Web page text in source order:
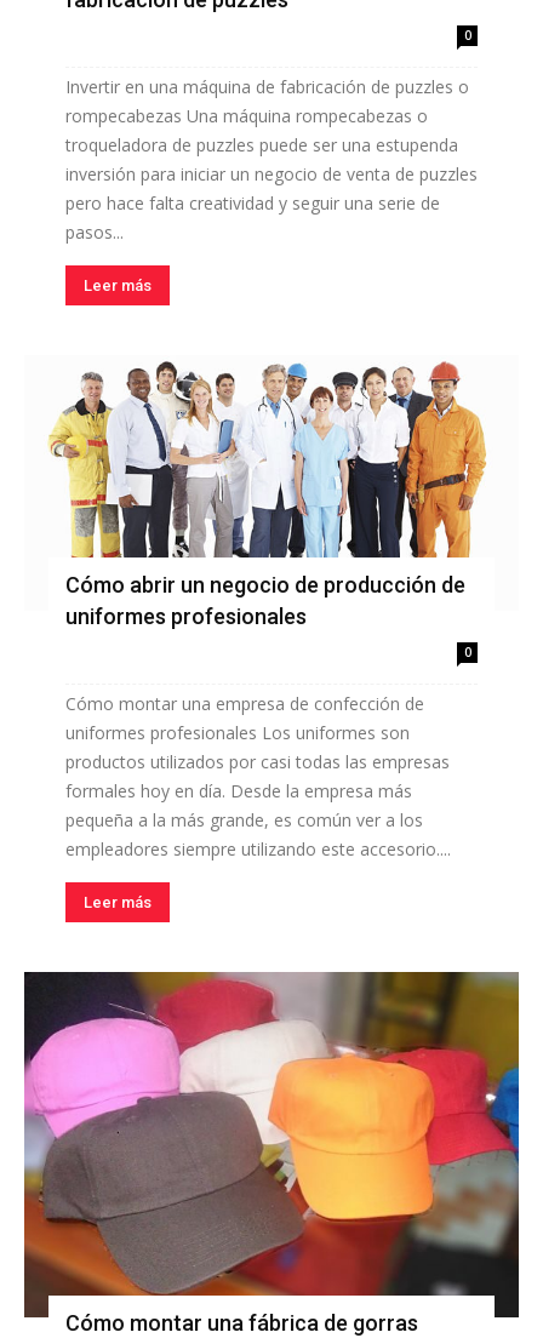
0
Invertir en una máquina de fabricación de puzzles o
rompecabezas Una máquina rompecabezas o
troqueladora de puzzles puede ser una estupenda
inversión para iniciar un negocio de venta de puzzles
pero hace falta creatividad y seguir una serie de
pasos...
Leer más
Cómo abrir un negocio de producción de
uniformes profesionales
0
Cómo montar una empresa de confección de
uniformes profesionales Los uniformes son
productos utilizados por casi todas las empresas
formales hoy en día. Desde la empresa más
pequeña a la más grande, es común ver a los
empleadores siempre utilizando este accesorio....
Leer más
Cómo montar una fábrica de gorras